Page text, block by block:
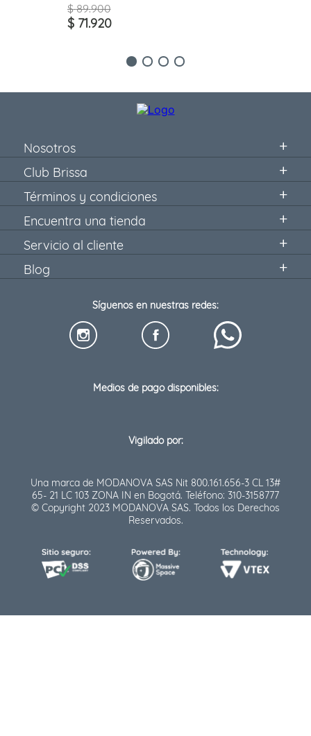
$ 89.900
$ 71.920
Nosotros
Club Brissa
Términos y condiciones
Encuentra una tienda
Servicio al cliente
Blog
Síguenos en nuestras redes:
Medios de pago disponibles:
Vigilado por:
Una marca de MODANOVA SAS Nit 800.161.656-3 CL 13#
65- 21 LC 103 ZONA IN en Bogotá. Teléfono: 310-3158777
© Copyright 2023 MODANOVA SAS. Todos los Derechos
Reservados.